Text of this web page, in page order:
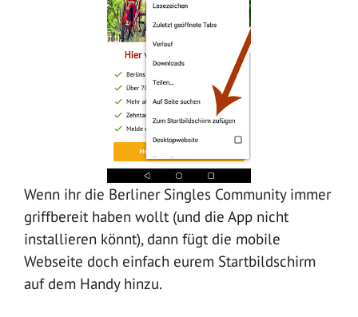
Wenn ihr die Berliner Singles Community immer
griffbereit haben wollt (und die App nicht
installieren könnt), dann fügt die mobile
Webseite doch einfach eurem Startbildschirm
auf dem Handy hinzu.